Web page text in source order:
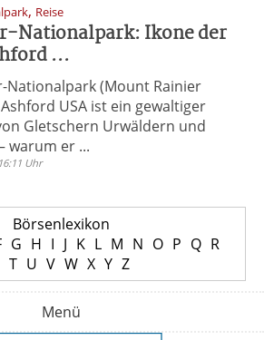
, Reise
Nationalpark: Ikone der
...
Nationalpark (Mount Rainier
USA ist ein gewaltiger
Gletschern Urwäldern und
warum er ...
Uhr
Börsenlexikon
G H I J K L M N O P Q R
T U V W X Y Z
Menü